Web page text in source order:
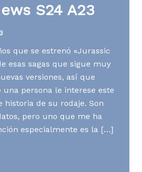
S24 A23
que se estrenó «Jurassic
esas sagas que sigue muy
versiones, así que
una persona le interese este
historia de su rodaje. Son
pero uno que me ha
especialmente es la […]